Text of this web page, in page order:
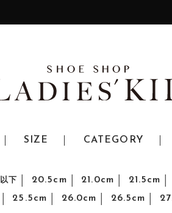
SIZE CATEGORY
以下 20.5cm 21.0cm 21.5cm
25.5cm 26.0cm 26.5cm